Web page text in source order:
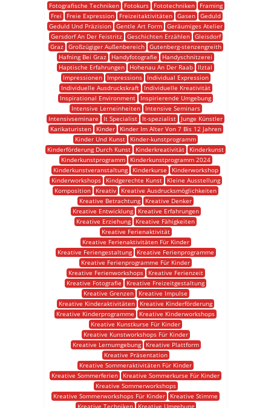
Fotografische Techniken
Fotokurs Fototechniken
Framing
Frei
Freie Expression Freizeitaktivitäten Gasen
Geduld
Geduld Und Präzision
Gentle Art Form
Geräumiges Atelier
Gersdorf An Der Feistritz
Geschichten Erzählen
Gleisdorf
Graz
Großzügiger Außenbereich
Gutenberg-stenzengreith
Hafning Bei Graz
Handyfotografie
Handyschnitzerei
Haptische Erfahrungen
Hohenau An Der Raab
Ilztal
Impressionen
Impressions
Individual Expression
Individuelle Ausdruckskraft
Individuelle Kreativität
Inspirational Environment
Inspirierende Umgebung
Intensive Lerneinheiten
Intensive Seminars
Intensivseminare
It Specialist It-spezialist
Junge Künstler
Karikaturisten
Kinder
Kinder Im Alter Von 7 Bis 12 Jahren
Kinder Und Kunst
Kinder-kunstprogramm
Kinderförderung Durch Kunst
Kinderkreativität
Kinderkunst
Kinderkunstprogramm
Kinderkunstprogramm 2024
Kinderkunstveranstaltung
Kinderkurse
Kinderworkshop
Kinderworkshops
Kindgerechte Kunst
Kleine Ausstellung
Komposition
Kreativ
Kreative Ausdrucksmöglichkeiten
Kreative Betrachtung
Kreative Denker
Kreative Entwicklung
Kreative Erfahrungen
Kreative Erziehung
Kreative Fähigkeiten
Kreative Ferienaktivität
Kreative Ferienaktivitäten Für Kinder
Kreative Feriengestaltung
Kreative Ferienprogramme
Kreative Ferienprogramme Für Kinder
Kreative Ferienworkshops
Kreative Ferienzeit
Kreative Fotografie
Kreative Freizeitgestaltung
Kreative Grenzen
Kreative Impulse
Kreative Kinderaktivitäten
Kreative Kinderförderung
Kreative Kinderprogramme
Kreative Kinderworkshops
Kreative Kunstkurse Für Kinder
Kreative Kunstworkshops Für Kinder
Kreative Lernumgebung
Kreative Plattform
Kreative Präsentation
Kreative Sommeraktivitäten Für Kinder
Kreative Sommerferien
Kreative Sommerkurse Für Kinder
Kreative Sommerworkshops
Kreative Sommerworkshops Für Kinder
Kreative Stimme
Kreative Techniken
Kreative Umgebung